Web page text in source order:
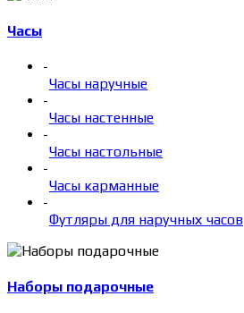
Часы
-
Часы наручные
-
Часы настенные
-
Часы настольные
-
Часы карманные
-
Футляры для наручных часов
Наборы подарочные